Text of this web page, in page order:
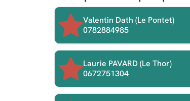
Valentin Dath (Le Pontet)
0782884985
Laurie PAVARD (Le Thor)
0672751304